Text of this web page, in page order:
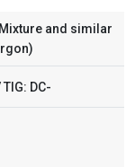
and similar
TIG: DC-